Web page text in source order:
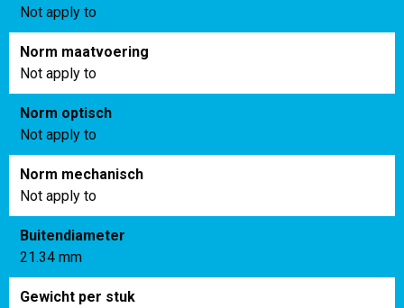
Not apply to
Norm maatvoering
Not apply to
Norm optisch
Not apply to
Norm mechanisch
Not apply to
Buitendiameter
21.34 mm
Gewicht per stuk